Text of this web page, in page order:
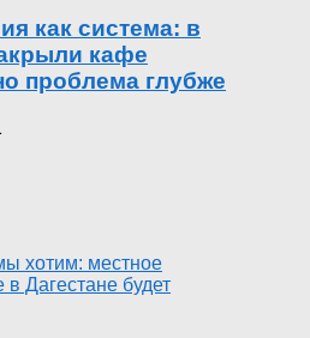
как система: в
кафе
проблема глубже